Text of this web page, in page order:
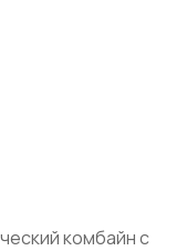
комбайн с